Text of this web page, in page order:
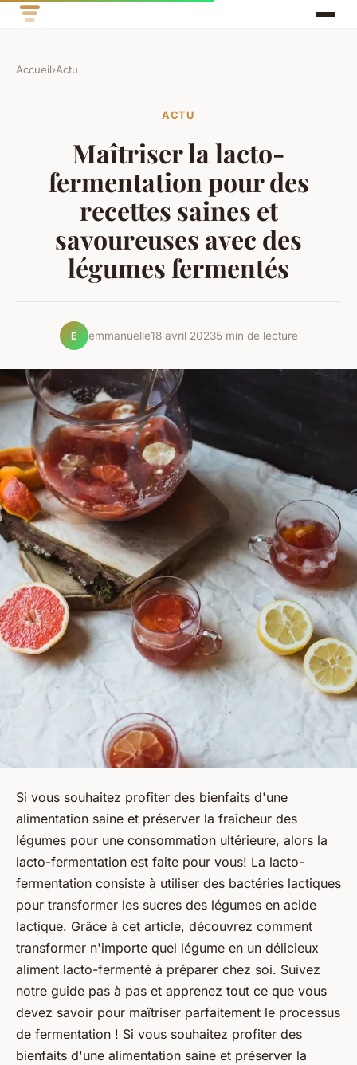
Accueil›Actu
ACTU
Maîtriser la lacto-
fermentation pour des
recettes saines et
savoureuses avec des
légumes fermentés
E emmanuelle18 avril 20235 min de lecture
Si vous souhaitez profiter des bienfaits d'une
alimentation saine et préserver la fraîcheur des
légumes pour une consommation ultérieure, alors la
lacto-fermentation est faite pour vous! La lacto-
fermentation consiste à utiliser des bactéries lactiques
pour transformer les sucres des légumes en acide
lactique. Grâce à cet article, découvrez comment
transformer n'importe quel légume en un délicieux
aliment lacto-fermenté à préparer chez soi. Suivez
notre guide pas à pas et apprenez tout ce que vous
devez savoir pour maîtriser parfaitement le processus
de fermentation ! Si vous souhaitez profiter des
bienfaits d'une alimentation saine et préserver la